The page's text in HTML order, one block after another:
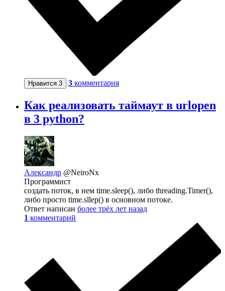
Нравится 3 3 комментария
Как реализовать таймаут в urlopen
в 3 python?
Александр @NeiroNx
Программист
создать поток, в нем time.sleep(), либо threading.Timer(),
либо просто time.sllep() в основном потоке.
Ответ написан более трёх лет назад
1 комментарий